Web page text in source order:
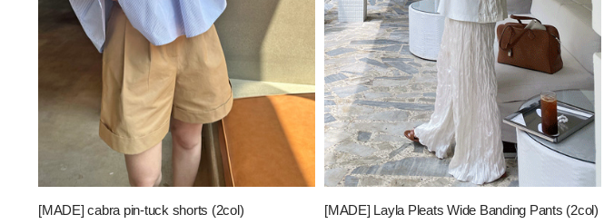
[MADE] cabra pin-tuck shorts (2col) [MADE] Layla Pleats Wide Banding Pants (2col)